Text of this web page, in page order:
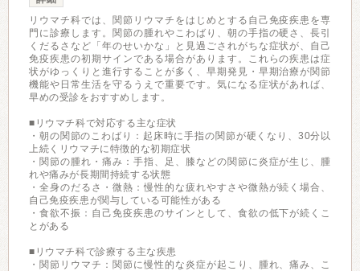
リウマチ科では、関節リウマチをはじめとする自己免疫疾患を専
門に診療します。関節の腫れやこわばり、朝の手指の硬さ、長引
くだるさなど「年のせいかな」と見過ごされがちな症状が、自己
免疫疾患の初期サインである場合があります。これらの疾患は症
状がゆっくりと進行することが多く、早期発見・早期治療が関節
機能や日常生活を守るうえで重要です。気になる症状があれば、
早めの受診をおすすめします。
■リウマチ科で対応する主な症状
・朝の関節のこわばり：起床時に手指の関節が硬くなり、30分以
上続くリウマチに特徴的な初期症状
・関節の腫れ・痛み：手指、足、膝などの関節に炎症が生じ、腫
れや痛みが長期間持続する状態
・全身のだるさ・微熱：慢性的な疲れやすさや微熱が続く場合、
自己免疫疾患が関与している可能性がある
・食欲不振：自己免疫疾患のサインとして、食欲の低下が続くこ
とがある
■リウマチ科で診療する主な疾患
・関節リウマチ：関節に慢性的な炎症が起こり、腫れ、痛み、こ